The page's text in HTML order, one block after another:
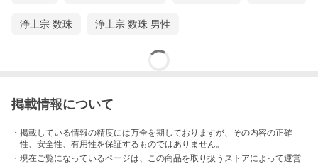
浄土宗 数珠 浄土宗 数珠 男性
掲載情報について
・掲載している情報の精度には万全を期しておりますが、その内容の正確
性、安全性、有用性を保証するものではありません。
・現在ご覧になっているページは、この商品を取り扱うストアによって運営